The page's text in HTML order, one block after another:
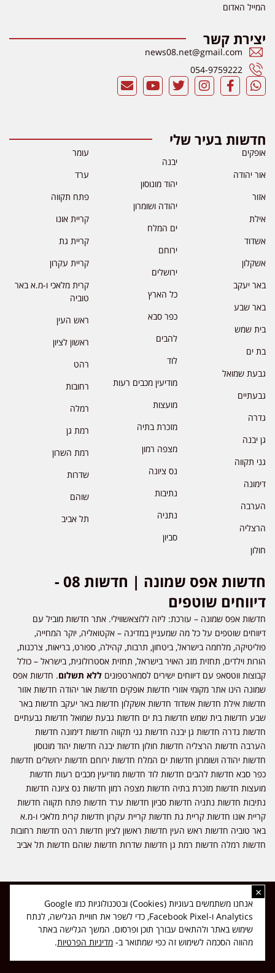
המייל האדום
יצירת קשר
news08.net@gmail.com
054-9759222
חדשות בעיר שלי
אופקים
אור יהודה
אזור
אילת
אשדוד
אשקלון
באר יעקב
באר שבע
בית שמש
בת ים
גבעת שמואל
גבעתיים
גדרה
גן יבנה
גני תקווה
דימונה
הערבה
הרצליה
חולון
יבנה
יהוד מונוסון
יהודה ושומרון
ים המלח
ירוחם
ירושלים
כל הארץ
כפר סבא
להבים
לוד
מודיעין מכבים רעות
מועצות
מזכרת בתיה
מצפה רמון
נס ציונה
נתיבות
נתניה
סביון
עומר
ערד
פתח תקווה
קריית אונו
קריית גת
קריית עקרון
קרית מלאכי ו-מ.א באר
טוביה
ראש העין
ראשון לציון
רהט
רחובות
רמלה
רמת גן
רמת השרון
שדרות
שוהם
תל אביב
חדשות אפס שמונה | חדשות 08 -
דיווחים שוטפים
חדשות אפס שמונה – עורכת: ליזה ללוצאשווילי. אתר חדשות מוביל עם
דיווחים שוטפים על כל מה שמעניין במדינה – אקטואליה, יוקר המחייה,
פוליטיקה, מלחמה בישראל, ביטחון, תרבות, קהילה, ספורט, בריאות, צרכנות,
הורות וילדים, תחזית מזג האויר בישראל, תחזית אסטרולוגית, בישראל – כולל
קבוצות ווטסאפ עם דיווחים ישירים לסמארטפונים ללא תשלום. חדשות אפס
שמונה הינו אתר מקומי אזורי חדשות אופקים חדשות אור יהודה חדשות אזור
חדשות אילת חדשות אשדוד חדשות אשקלון חדשות באר יעקב חדשות באר
שבע חדשות בית שמש חדשות בת ים חדשות גבעת שמואל חדשות גבעתיים
חדשות גדרה חדשות גן יבנה חדשות גני תקווה חדשות דימונה חדשות
הערבה חדשות הרצליה חדשות חולון חדשות יבנה חדשות יהוד מונוסון
חדשות יהודה ושומרון חדשות ים המלח חדשות ירוחם חדשות ירושלים חדשות
כפר סבא חדשות להבים חדשות לוד חדשות מודיעין מכבים רעות חדשות
מועצות חדשות מזכרת בתיה חדשות מצפה רמון חדשות נס ציונה חדשות
נתיבות חדשות נתניה חדשות סביון חדשות ערד חדשות פתח תקווה חדשות
קריית אונו חדשות קריית גת חדשות קריית עקרון חדשות קרית מלאכי ו-מ.א
באר טוביה חדשות ראש העין חדשות ראשון לציון חדשות רהט חדשות רחובות
חדשות רמלה חדשות רמת גן חדשות שדרות חדשות שוהם חדשות תל אביב
כל הזכויות שמורות ל-ליזה ללוצאשווילי - חדשות אפס שמונה - דיווחים בזמן
אמת, נוסד בשנת 2019 | טל' לפרסומים 054-9759222 מייל מערכת
news08.net@gmail.com
Made with ❤ byDIGITA
×
אנחנו משתמשים בעוגיות (Cookies) ובטכנולוגיות כמו Google
Analytics ו-Facebook Pixel, כדי לשפר את חוויית הגלישה, לנתח
שימוש באתר ולהתאים עבורך תוכן ופרסום. המשך הגלישה באתר
מהווה הסכמה לשימוש זה כפי שמתואר ב- מדיניות הפרטיות.